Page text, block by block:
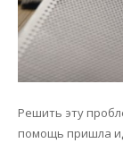
Решить эту
помощь пришла